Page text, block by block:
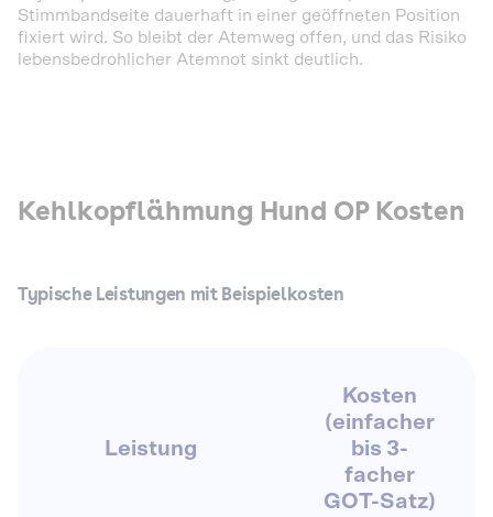
Stimmbandseite dauerhaft in einer geöffneten Position
fixiert wird. So bleibt der Atemweg offen, und das Risiko
lebensbedrohlicher Atemnot sinkt deutlich.
Kehlkopflähmung Hund OP Kosten
Typische Leistungen mit Beispielkosten
Leistung
Kosten
(einfacher
bis 3-
facher
GOT-Satz)